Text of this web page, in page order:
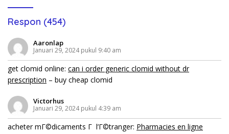
Respon (454)
Aaronlap
Januari 29, 2024 pukul 9:40 am
get clomid online: can i order generic clomid without dr
prescription – buy cheap clomid
Victorhus
Januari 29, 2024 pukul 4:39 am
acheter mГ©dicaments Г l’Г©tranger: Pharmacies en ligne